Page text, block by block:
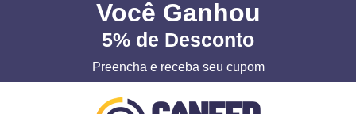
Você Ganhou
5% de Desconto
Preencha e receba seu cupom